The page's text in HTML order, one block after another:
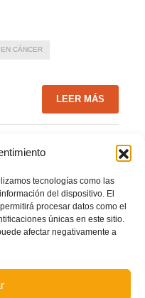
tecnologías como las
del dispositivo. El
procesar datos como el
únicas en este sitio.
afectar negativamente a
CÁNCER
LEER MÁS
Jornada de